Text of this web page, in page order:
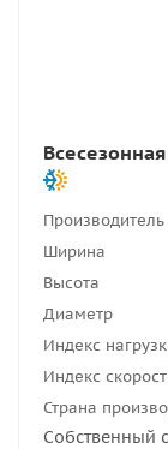
Производитель
Ширина
Высота
Диаметр
Индекс
Индекс
Страна
Собственный